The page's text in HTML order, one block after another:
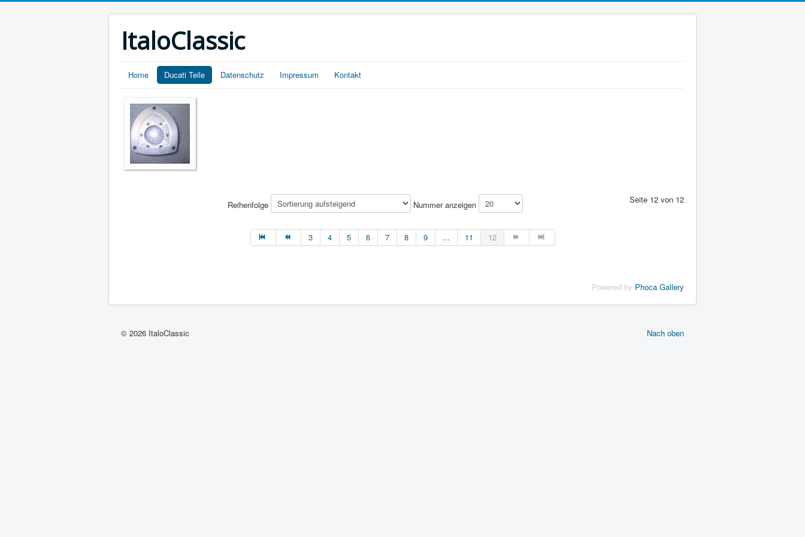
ItaloClassic
Home Ducati Teile Datenschutz Impressum Kontakt
Reihenfolge Nummer anzeigen Seite 12 von 12
3 4 5 6 7 8 9 ... 11 12
Powered by Phoca Gallery
Nach oben
© 2026 ItaloClassic